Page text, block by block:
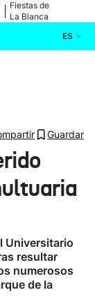
Fiestas de
La Blanca
ES
Guardar
Universitario
resultar
numerosos
de la